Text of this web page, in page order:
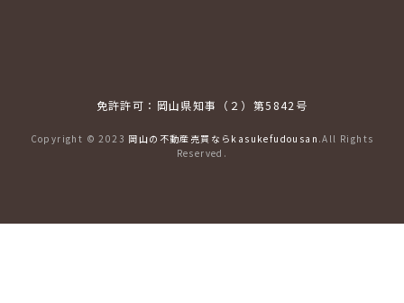
免許許可：岡山県知事（２）第5842号
Copyright © 2023 岡山の不動産売買ならkasukefudousan .All Rights
Reserved.